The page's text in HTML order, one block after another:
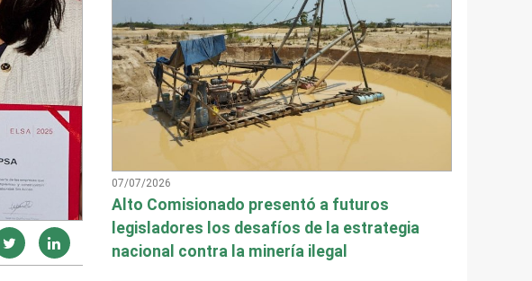
07/07/2026
Alto Comisionado presentó a futuros
legisladores los desafíos de la estrategia
nacional contra la minería ilegal